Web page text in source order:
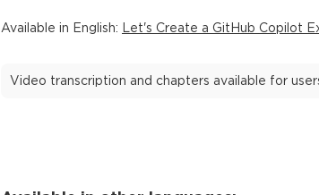
Available in English: Let's Create a GitHub Copilot
Video transcription and chapters available for